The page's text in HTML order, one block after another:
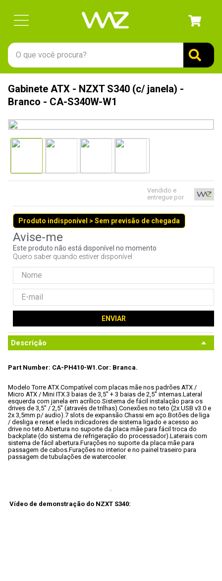
O que você procura?
Gabinete ATX - NZXT S340 (c/ janela) -
Branco - CA-S340W-W1
Vendido e
entregue por
Produto indisponível > Sem previsão de chegada
Este produto não está disponível no momento
Quero saber quando estiver disponível
ENVIAR
Descrição
Part Number: CA-PH410-W1.Cor: Branca.
Modelo Torre ATX.Compatível com placas mãe nos padrões ATX /
Micro ATX / Mini ITX.3 baias de 3,5" + 3 baias de 2,5" internas.Lateral
esquerda com janela em acrílico.Sistema de fácil instalação para os
drives de 3,5" / 2,5" (através de trilhas).Conexões no teto (2x USB v3.0 e
2x 3,5mm p/ audio).7 slots de expansão.Chassi em aço.Botões de liga
/ desliga e reset e leds indicadores de sistema ligado e acesso ao
drive no teto.Abertura no suporte da placa mãe para fácil troca do
backplate (do sistema de refrigeração do processador).Laterais com
sistema de fácil abertura.Furações no suporte da placa mãe para
passagem de cabos.Furações no interior e no painel traseiro para
passagem de tubulações de watercooler.
Vídeo de demonstração do NZXT S340:
1 º
gabinete
3º
ssd
teclado
6º
mouse
8º
controle
10º fractal